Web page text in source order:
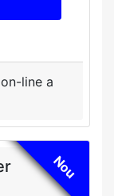
line a
Nou